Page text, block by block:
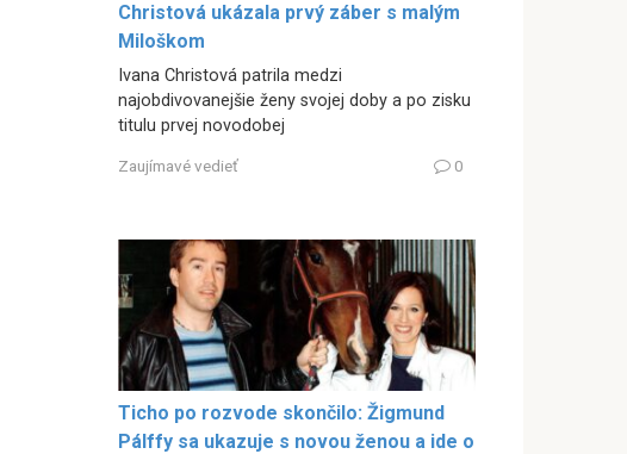
Christová ukázala prvý záber s malým
Miloškom
Ivana Christová patrila medzi
najobdivovanejšie ženy svojej doby a po zisku
titulu prvej novodobej
Zaujímavé vedieť 0
Ticho po rozvode skončilo: Žigmund
Pálffy sa ukazuje s novou ženou a ide o